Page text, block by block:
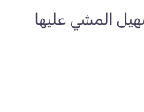
المشي عليها